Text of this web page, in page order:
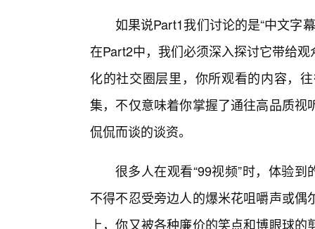
如果说Part1我们讨论的是“中文字
在Part2中，我们必须深入探讨它带给
化的社交圈层里，你所观看的内容，
集，不仅意味着你掌握了通往高品质
侃侃而谈的谈资。
很多人在观看“99视频”时，体验
不得不忍受旁边人的爆米花咀嚼声或
上，你又被各种廉价的笑点和博眼球